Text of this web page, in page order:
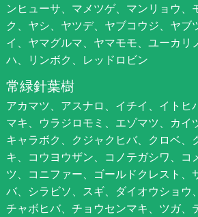
ンヒューサ、マメツゲ、マンリョウ、
ク、ヤシ、ヤツデ、ヤブコウジ、ヤブ
イ、ヤマグルマ、ヤマモモ、ユーカリ
ハ、リンボク、レッドロビン
常緑針葉樹
アカマツ、アスナロ、イチイ、イトヒ
マキ、ウラジロモミ、エゾマツ、カイ
キャラボク、クジャクヒバ、クロベ、
キ、コウヨウザン、コノテガシワ、コ
ツ、コニファー、ゴールドクレスト、
バ、シラビソ、スギ、ダイオウショウ
チャボヒバ、チョウセンマキ、ツガ、